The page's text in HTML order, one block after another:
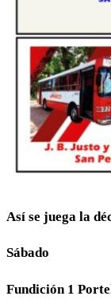
Así se juega la
Sábado
Fundición 1